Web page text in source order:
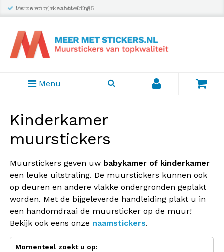
Inclusief plakhandleiding
Menu
Kinderkamer
muurstickers
Muurstickers geven uw babykamer of kinderkamer
een leuke uitstraling. De muurstickers kunnen ook
op deuren en andere vlakke ondergronden geplakt
worden. Met de bijgeleverde handleiding plakt u in
een handomdraai de muursticker op de muur!
Bekijk ook eens onze naamstickers.
Momenteel zoekt u op: